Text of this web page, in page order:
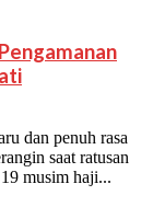
dan penuh rasa
saat ratusan
musim haji...